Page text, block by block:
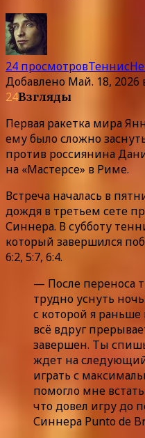
24 просмотровТеннис
Добавлено Май. 18, 2026
24Взгляды
Первая ракетка мира
ему было сложно
против россиянина
на «Мастерсе» в Риме.
Встреча началась в
дождя в третьем сете
Синнера. В субботу
который завершился
6:2, 5:7, 6:4.
— После переноса
трудно уснуть
с которой я раньше
всё вдруг
завершен. Ты
ждет на следующий
играть с
помогло мне
что довел игру до
Синнера Punto de